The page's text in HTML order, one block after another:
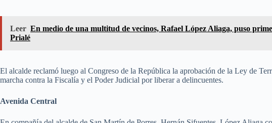
Leer En medio de una multitud de vecinos, Rafael López Aliaga, puso
Prialé
El alcalde reclamó luego al Congreso de la República la aprobación de la Ley de
marcha contra la Fiscalía y el Poder Judicial por liberar a delincuentes.
Avenida Central